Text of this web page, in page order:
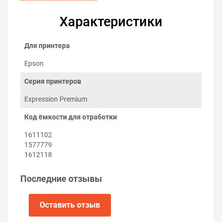
на Epson Expression Premium XP-700
Заменить абсорбер можно самостоятельно:
Выкрутите два винта панели, которая находится
Выкрутите два винта верхней панели отсека
обслуживания справа принтера и снимите
панель.
Характеристики
Для принтера
Epson
Серия принтеров
Expression Premium
Код ёмкости для отработки
1611102
1577779
1612118
Последние отзывы
Оставить отзыв